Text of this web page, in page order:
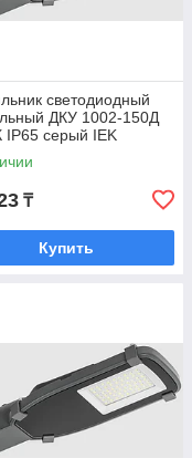
светодиодный
ДКУ 1002-150Д
IP65 серый IEK
₸
Купить